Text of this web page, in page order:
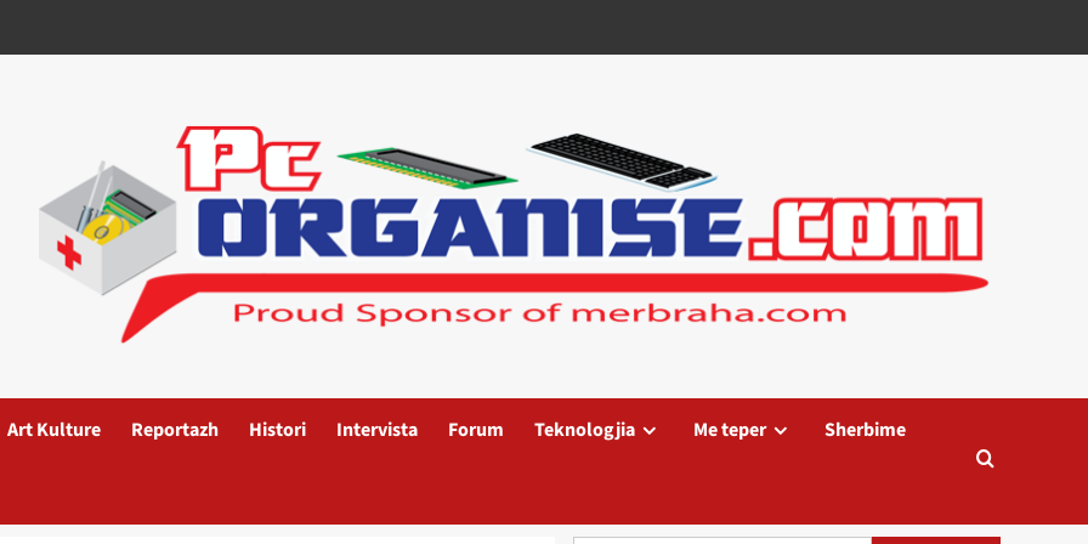
Art Kulture Reportazh Histori Intervista Forum Teknologjia Me teper Sherbime